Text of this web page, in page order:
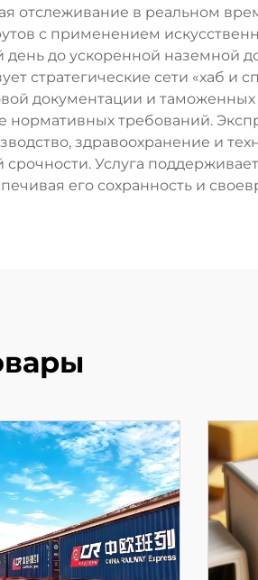
отслеживание в реальном
с применением
до ускоренной наземной
стратегические сети «хаб и
документации и
требований.
здравоохранение и
Услуга
его сохранность и